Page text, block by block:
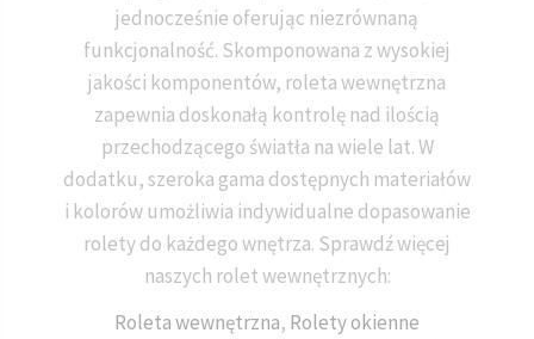
jednocześnie oferując niezrównaną
funkcjonalność. Skomponowana z wysokiej
jakości komponentów, roleta wewnętrzna
zapewnia doskonałą kontrolę nad ilością
przechodzącego światła na wiele lat. W
dodatku, szeroka gama dostępnych materiałów
i kolorów umożliwia indywidualne dopasowanie
rolety do każdego wnętrza. Sprawdź więcej
naszych rolet wewnętrznych:
Roleta wewnętrzna, Rolety okienne